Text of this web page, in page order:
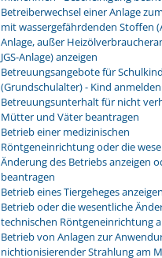
Betreiberwechsel einer Anlage
mit wassergefährdenden Stoffen
Anlage, außer
JGS-Anlage) anzeigen
Betreuungsangebote für
(Grundschulalter) - Kind anmelden
Betreuungsunterhalt für nicht
Mütter und Väter beantragen
Betrieb einer medizinischen
Röntgeneinrichtung oder die
Änderung des Betriebs anzeigen
beantragen
Betrieb eines Tiergeheges anzeigen
Betrieb oder die wesentliche
technischen Röntgeneinrichtung
Betrieb von Anlagen zur
nichtionisierender Strahlung am